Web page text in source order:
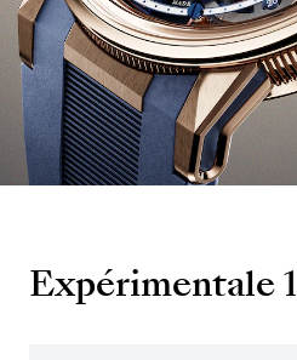
Expérimentale 1